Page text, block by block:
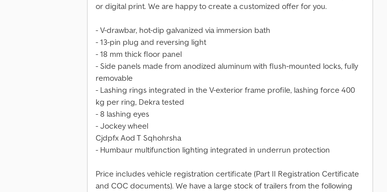
or digital print. We are happy to create a customized offer for you.
- V-drawbar, hot-dip galvanized via immersion bath
- 13-pin plug and reversing light
- 18 mm thick floor panel
- Side panels made from anodized aluminum with flush-mounted locks, fully
removable
- Lashing rings integrated in the V-exterior frame profile, lashing force 400
kg per ring, Dekra tested
- 8 lashing eyes
- Jockey wheel
Cjdpfx Aod T Sqhohrsha
- Humbaur multifunction lighting integrated in underrun protection
Price includes vehicle registration certificate (Part II Registration Certificate
and COC documents). We have a large stock of trailers from the following